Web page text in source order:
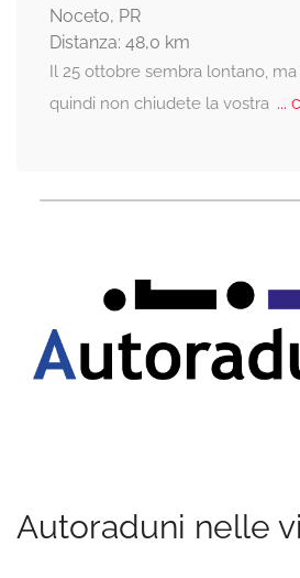
Noceto, PR
Distanza: 48,0 km
Il 25 ottobre sembra lontano,
quindi non chiudete la vostra...
Autoraduni nelle